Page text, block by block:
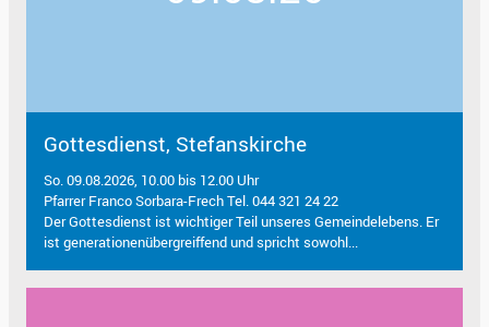
Gottesdienst, Stefanskirche
So. 09.08.2026, 10.00 bis 12.00 Uhr
Pfarrer Franco Sorbara-Frech Tel. 044 321 24 22
Der Gottesdienst ist wichtiger Teil unseres Gemeindelebens. Er
ist generationenübergreiffend und spricht sowohl...